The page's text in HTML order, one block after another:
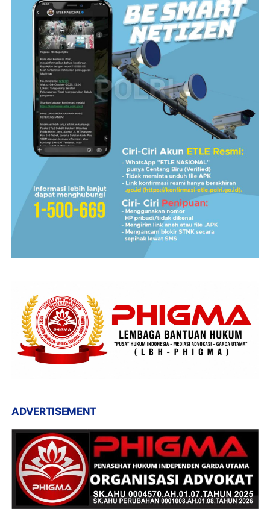
ADVERTISEMENT